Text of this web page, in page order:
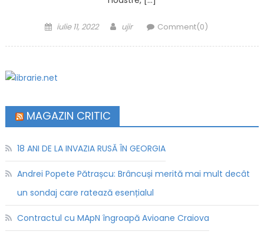
Posted on
iulie 11, 2022 Author
ujir Comment(0)
MAGAZIN CRITIC
18 ANI DE LA INVAZIA RUSĂ ÎN GEORGIA
Andrei Popete Pătrașcu: Brâncuși merită mai mult decât
un sondaj care ratează esențialul
Contractul cu MApN îngroapă Avioane Craiova